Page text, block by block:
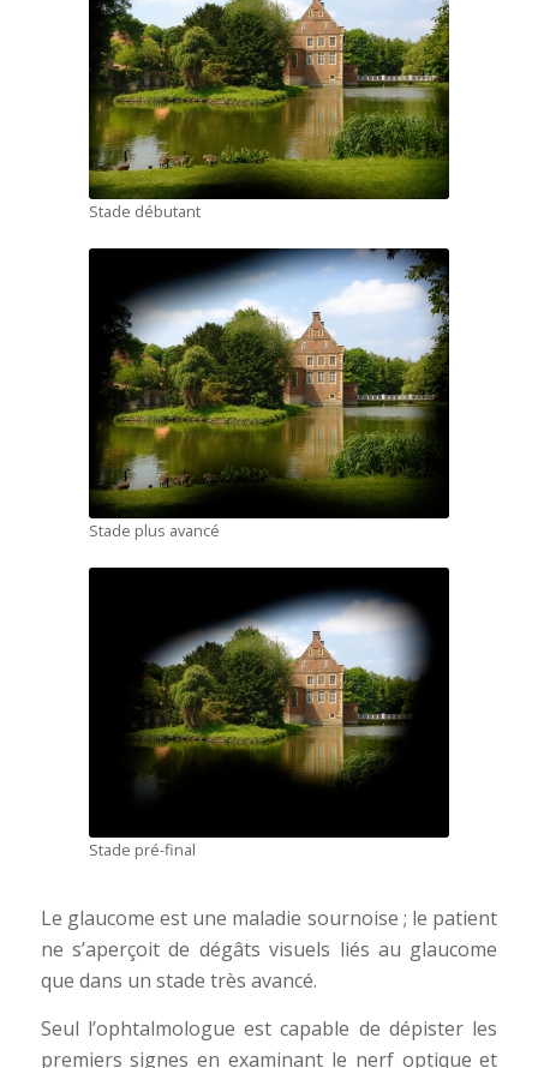
Stade débutant
Stade plus avancé
Stade pré-final
Le glaucome est une maladie sournoise ; le patient
ne s’aperçoit de dégâts visuels liés au glaucome
que dans un stade très avancé.
Seul l’ophtalmologue est capable de dépister les
premiers signes en examinant le nerf optique et